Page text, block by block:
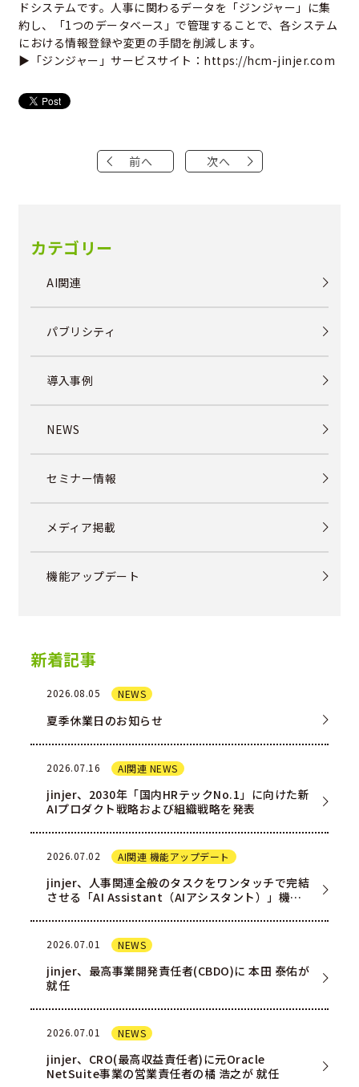
ドシステムです。人事に関わるデータを「ジンジャー」に集
約し、「1つのデータベース」で管理することで、各システム
における情報登録や変更の手間を削減します。
▶「ジンジャー」サービスサイト： https://hcm-jinjer.com
前へ 次へ
カテゴリー
AI関連
パブリシティ
導入事例
NEWS
セミナー情報
メディア掲載
機能アップデート
新着記事
2026.08.05 NEWS
夏季休業日のお知らせ
2026.07.16 AI関連 NEWS
jinjer、2030年「国内HRテックNo.1」に向けた新
AIプロダクト戦略および組織戦略を発表
2026.07.02 AI関連 機能アップデート
jinjer、人事関連全般のタスクをワンタッチで完結
させる「AI Assistant（AIアシスタント）」機能
2026.07.01 NEWS
jinjer、最高事業開発責任者(CBDO)に 本田 泰佑が
就任
2026.07.01 NEWS
jinjer、CRO(最高収益責任者)に元Oracle
NetSuite事業の営業責任者の橘 浩之が 就任